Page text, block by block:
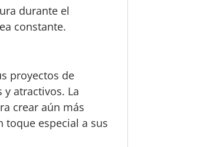
durante el
constante.
proyectos de
atractivos. La
crear aún más
toque especial a sus